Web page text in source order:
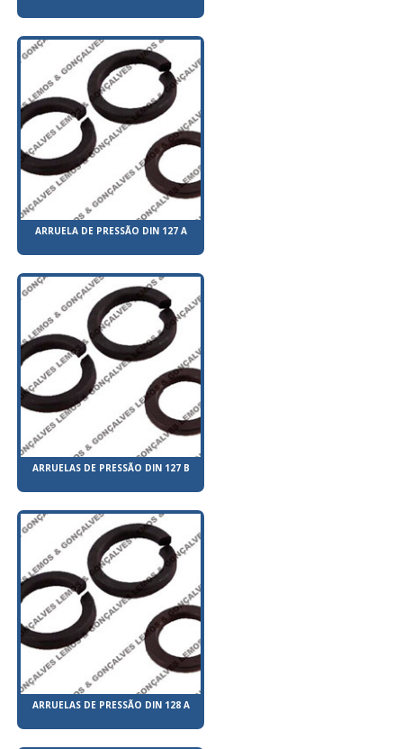
ARRUELA DE PRESSÃO DIN 127 A
ARRUELAS DE PRESSÃO DIN 127 B
ARRUELAS DE PRESSÃO DIN 128 A